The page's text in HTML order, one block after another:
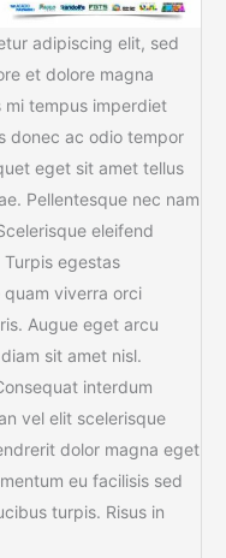
adipiscing elit, sed
et dolore magna
mi tempus imperdiet
donec ac odio tempor
eget sit amet tellus
Pellentesque nec nam
eleifend
egestas
quam viverra orci
Augue eget arcu
sit amet nisl.
interdum
vel elit scelerisque
dolor magna eget
eu facilisis sed
turpis. Risus in